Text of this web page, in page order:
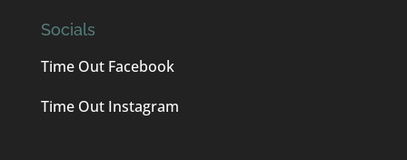
Socials
Time Out Facebook
Time Out Instagram